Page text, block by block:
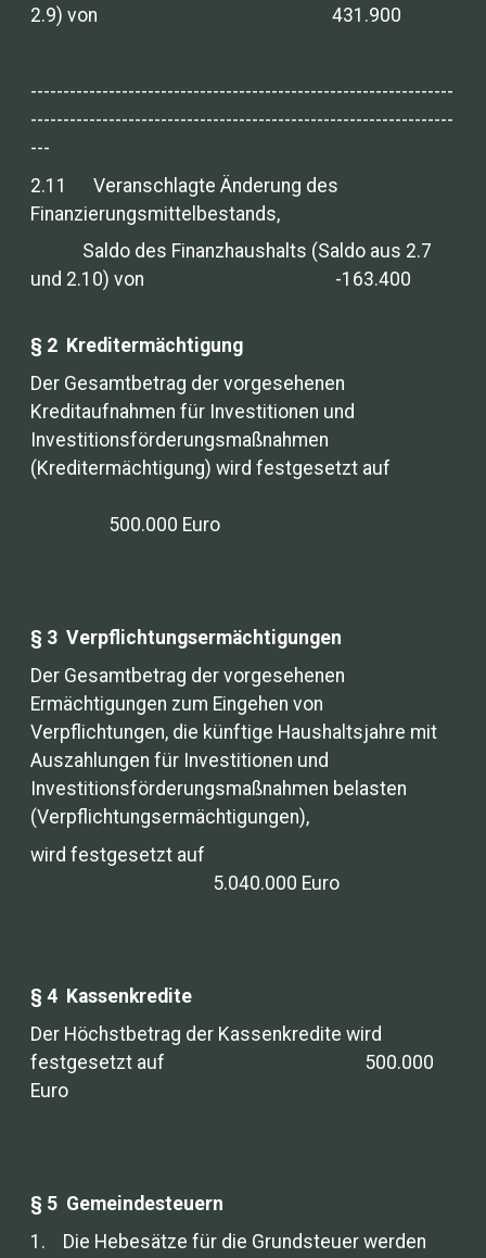
2.9) von 431.900
-----------------------------------------------------------------
-----------------------------------------------------------------
---
2.11 Veranschlagte Änderung des
Finanzierungsmittelbestands,
Saldo des Finanzhaushalts (Saldo aus 2.7
und 2.10) von -163.400
§ 2 Kreditermächtigung
Der Gesamtbetrag der vorgesehenen
Kreditaufnahmen für Investitionen und
Investitionsförderungsmaßnahmen
(Kreditermächtigung) wird festgesetzt auf
500.000 Euro
§ 3 Verpflichtungsermächtigungen
Der Gesamtbetrag der vorgesehenen
Ermächtigungen zum Eingehen von
Verpflichtungen, die künftige Haushaltsjahre mit
Auszahlungen für Investitionen und
Investitionsförderungsmaßnahmen belasten
(Verpflichtungsermächtigungen),
wird festgesetzt auf
5.040.000 Euro
§ 4 Kassenkredite
Der Höchstbetrag der Kassenkredite wird
festgesetzt auf 500.000
Euro
§ 5 Gemeindesteuern
1. Die Hebesätze für die Grundsteuer werden